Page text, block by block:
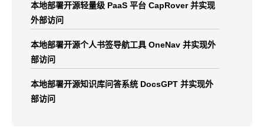
本地部署开源轻量级 PaaS 平台 CapRover 并实现
外部访问
本地部署开源个人书签导航工具 OneNav 并实现外
部访问
本地部署开源知识库问答系统 DocsGPT 并实现外
部访问